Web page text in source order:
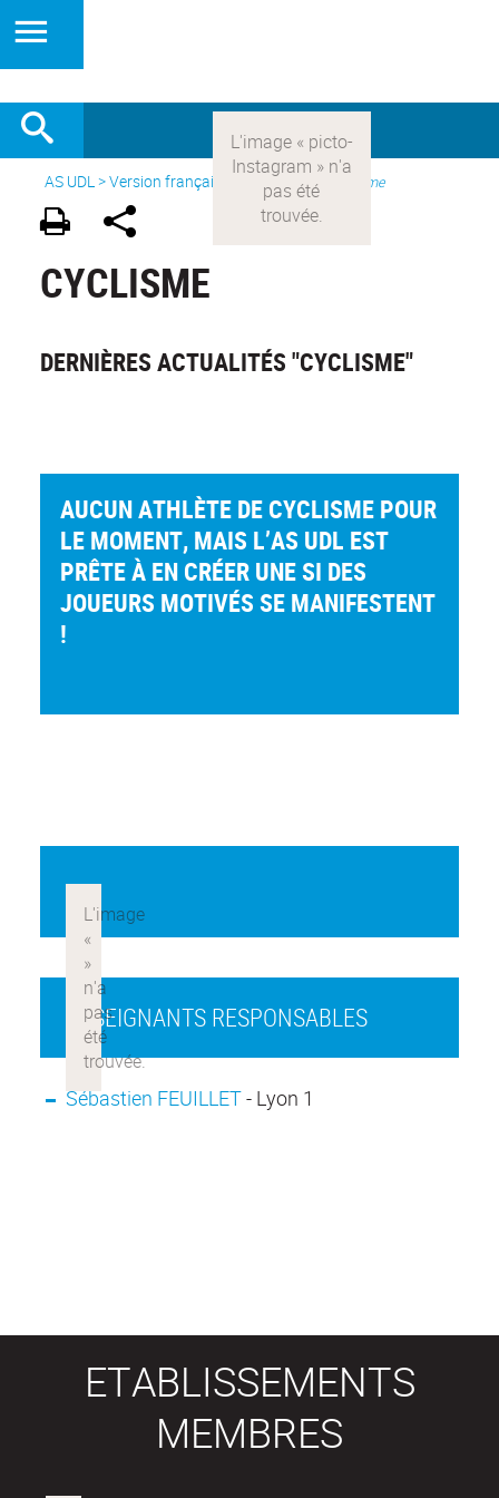
AS UDL>Version française > Les sports > Cyclisme
CYCLISME
DERNIÈRES ACTUALITÉS "CYCLISME"
AUCUN ATHLÈTE DE CYCLISME POUR
LE MOMENT, MAIS L’AS UDL EST
PRÊTE À EN CRÉER UNE SI DES
JOUEURS MOTIVÉS SE MANIFESTENT
!
ENSEIGNANTS RESPONSABLES
Sébastien FEUILLET- Lyon 1
ETABLISSEMENTS
MEMBRES